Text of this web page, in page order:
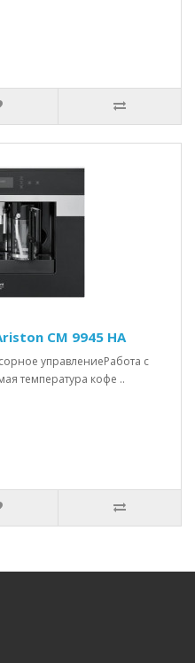
CM 9945 HA
управлениеРабота с
температура кофе ..